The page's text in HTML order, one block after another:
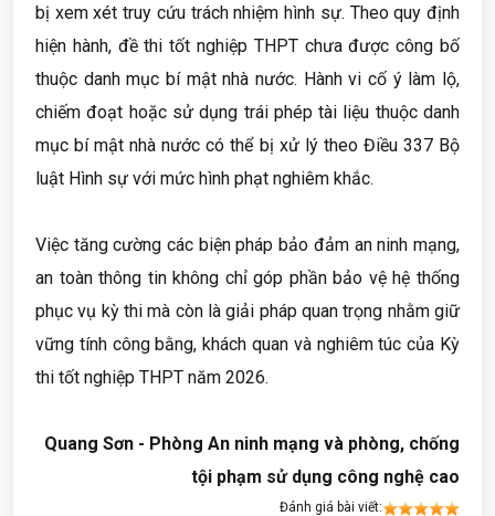
bị xem xét truy cứu trách nhiệm hình sự. Theo quy định
hiện hành, đề thi tốt nghiệp THPT chưa được công bố
thuộc danh mục bí mật nhà nước. Hành vi cố ý làm lộ,
chiếm đoạt hoặc sử dụng trái phép tài liệu thuộc danh
mục bí mật nhà nước có thể bị xử lý theo Điều 337 Bộ
luật Hình sự với mức hình phạt nghiêm khắc.
Việc tăng cường các biện pháp bảo đảm an ninh mạng,
an toàn thông tin không chỉ góp phần bảo vệ hệ thống
phục vụ kỳ thi mà còn là giải pháp quan trọng nhằm giữ
vững tính công bằng, khách quan và nghiêm túc của Kỳ
thi tốt nghiệp THPT năm 2026.
Quang Sơn - Phòng An ninh mạng và phòng, chống
tội phạm sử dụng công nghệ cao
Đánh giá bài viết: